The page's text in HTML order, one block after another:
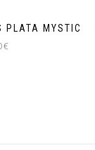
PLATA MYSTIC
€